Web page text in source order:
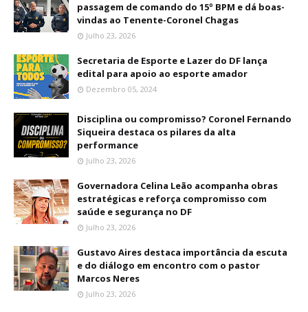
passagem de comando do 15º BPM e dá boas-
vindas ao Tenente-Coronel Chagas
Julho 23, 2026
Secretaria de Esporte e Lazer do DF lança
edital para apoio ao esporte amador
Dezembro 05, 2024
Disciplina ou compromisso? Coronel Fernando
Siqueira destaca os pilares da alta
performance
Julho 23, 2026
Governadora Celina Leão acompanha obras
estratégicas e reforça compromisso com
saúde e segurança no DF
Julho 23, 2026
Gustavo Aires destaca importância da escuta
e do diálogo em encontro com o pastor
Marcos Neres
Julho 23, 2026